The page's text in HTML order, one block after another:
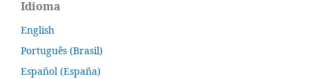
Idioma
English
Português (Brasil)
Español (España)